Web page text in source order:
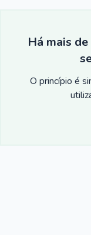
Há mais
O princípio é